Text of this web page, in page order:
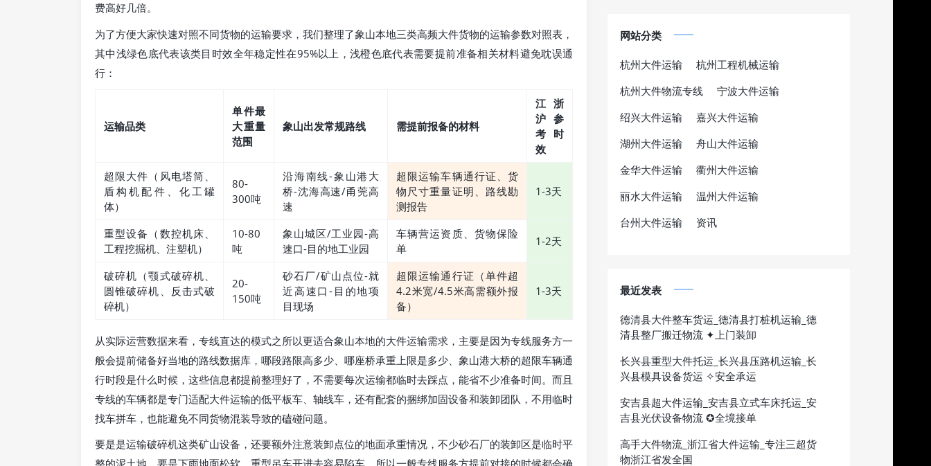
费高好几倍。
为了方便大家快速对照不同货物的运输要求，我们整理了象山本地三类高频大件货物的运输参数对照表，
其中浅绿色底代表该类目时效全年稳定性在95%以上，浅橙色底代表需要提前准备相关材料避免耽误通
行：
运输品类
单件最
大重量
范围
象山出发常规路线 需提前报备的材料
江浙
沪参
考时
效
超限大件（风电塔筒、
盾构机配件、化工罐
体）
80-
300吨
沿海南线-象山港大
桥-沈海高速/甬莞高
速
超限运输车辆通行证、货
物尺寸重量证明、路线勘
测报告
1-3天
重型设备（数控机床、
工程挖掘机、注塑机）
10-80
吨
象山城区/工业园-高
速口-目的地工业园
车辆营运资质、货物保险
单
1-2天
破碎机（颚式破碎机、
圆锥破碎机、反击式破
碎机）
20-
150吨
砂石厂/矿山点位-就
近高速口-目的地项
目现场
超限运输通行证（单件超
4.2米宽/4.5米高需额外报
备）
1-3天
从实际运营数据来看，专线直达的模式之所以更适合象山本地的大件运输需求，主要是因为专线服务方一
般会提前储备好当地的路线数据库，哪段路限高多少、哪座桥承重上限是多少、象山港大桥的超限车辆通
行时段是什么时候，这些信息都提前整理好了，不需要每次运输都临时去踩点，能省不少准备时间。而且
专线的车辆都是专门适配大件运输的低平板车、轴线车，还有配套的捆绑加固设备和装卸团队，不用临时
找车拼车，也能避免不同货物混装导致的磕碰问题。
要是是运输破碎机这类矿山设备，还要额外注意装卸点位的地面承重情况，不少砂石厂的装卸区是临时平
网站分类
杭州大件运输
杭州工程机械运输
杭州大件物流专线
宁波大件运输
绍兴大件运输
嘉兴大件运输
湖州大件运输
舟山大件运输
金华大件运输
衢州大件运输
丽水大件运输
温州大件运输
台州大件运输
资讯
最近发表
德清县大件整车货运_德清县打桩机运输_德
清县整厂搬迁物流 ✦上门装卸
长兴县重型大件托运_长兴县压路机运输_长
兴县模具设备货运 ✧安全承运
安吉县超大件运输_安吉县立式车床托运_安
吉县光伏设备物流 ✪全境接单
高手大件物流_浙江省大件运输_专注三超货
物浙江省发全国